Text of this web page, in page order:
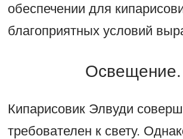
обеспечении для
благоприятных условий
Освещение.
Кипарисовик Элвуди
требователен к свету.